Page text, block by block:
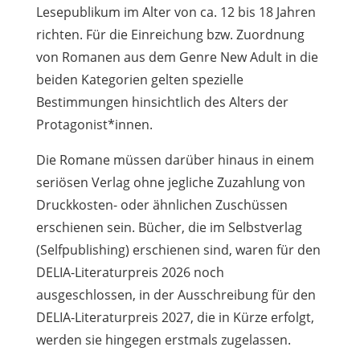
Lesepublikum im Alter von ca. 12 bis 18 Jahren
richten. Für die Einreichung bzw. Zuordnung
von Romanen aus dem Genre New Adult in die
beiden Kategorien gelten spezielle
Bestimmungen hinsichtlich des Alters der
Protagonist*innen.
Die Romane müssen darüber hinaus in einem
seriösen Verlag ohne jegliche Zuzahlung von
Druckkosten- oder ähnlichen Zuschüssen
erschienen sein. Bücher, die im Selbstverlag
(Selfpublishing) erschienen sind, waren für den
DELIA-Literaturpreis 2026 noch
ausgeschlossen, in der Ausschreibung für den
DELIA-Literaturpreis 2027, die in Kürze erfolgt,
werden sie hingegen erstmals zugelassen.